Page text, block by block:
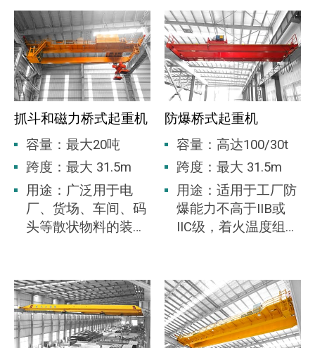
工作量大：年平均工作时间8000小时左右。满
载率高，工作频繁。
维护困难：恶劣的工作环境和垃圾腐烂产生的
各种有害气体增加了工作难度。
可靠性要求高：吊车如不及时维修，将影响焚
烧炉进料，导致垃圾焚烧厂停产。
抓斗和磁力桥式起重机
容量：最大20吨
跨度：最大 31.5m
用途：广泛用于电
厂、货场、车间、码
头等散状物料的装
防爆桥式起重机
容量：高达100/30t
跨度：最大 31.5m
用途：适用于工厂防
爆能力不高于IIB或
IIC级，着火温度组别
的爆炸性气体混合物
的场所。适用于1区
或2区的危险区域。